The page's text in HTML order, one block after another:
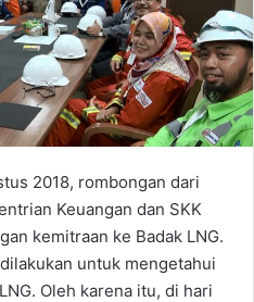
2018, rombongan dari
Keuangan dan SKK
kemitraan ke Badak LNG.
untuk mengetahui
Oleh karena itu, di hari